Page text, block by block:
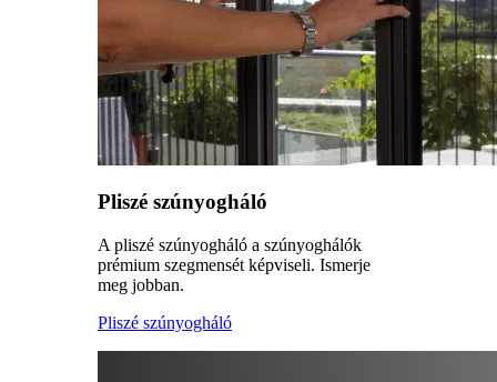
Pliszé szúnyogháló
A pliszé szúnyogháló a szúnyoghálók
prémium szegmensét képviseli. Ismerje
meg jobban.
Pliszé szúnyogháló